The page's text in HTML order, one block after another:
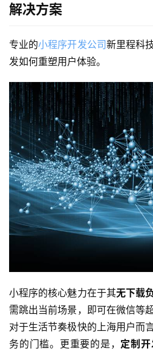
解决方案
专业的小程序开发公司新里程科
发如何重塑用户体验。
小程序的核心魅力在于其无下载
需跳出当前场景，即可在微信等
对于生活节奏极快的上海用户而
务的门槛。更重要的是， 定制